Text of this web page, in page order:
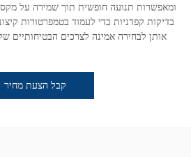
ומאפשרות תנועה חופשית תוך שמירה על
בדיקות קפדניות כדי לעמוד בטמפרטורות
אותן לבחירה אמינה לצרכים הבטיחותיים
קבל הצעת מחיר